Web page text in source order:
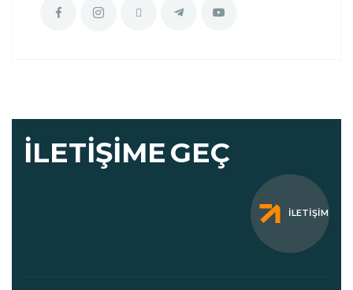
İLETIŞIMEGEÇ
İLETIŞIM